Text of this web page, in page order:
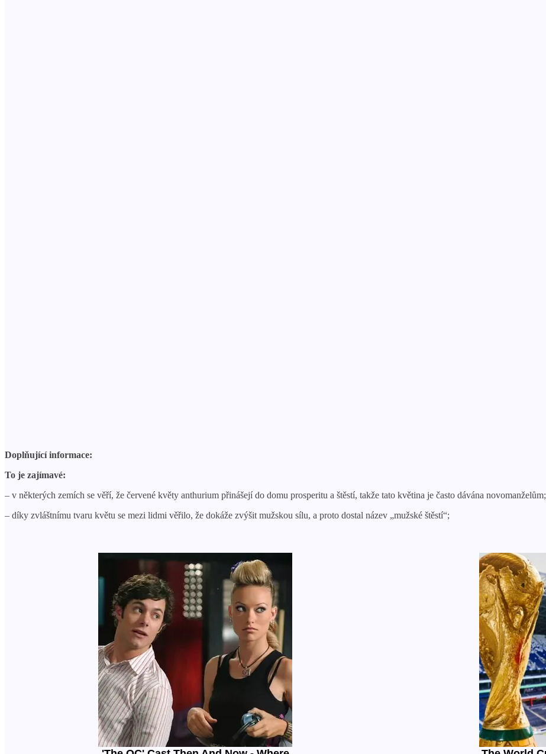
Doplňující informace:
To je zajímavé:
– v některých zemích se věří, že červené květy anthurium přinášejí do domu prosperitu a štěstí, takže tato květina je často dávána novomanželům;
– díky zvláštnímu tvaru květu se mezi lidmi věřilo, že dokáže zvýšit mužskou sílu, a proto dostal název „mužské štěstí“;